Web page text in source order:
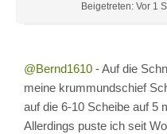
Beigetreten: Vor 1
@Bernd1610 - Auf die
meine krummundschief
auf die 6-10 Scheibe auf 5
Allerdings puste ich seit